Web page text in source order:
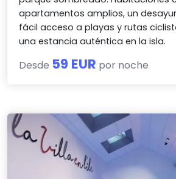
apartamentos amplios, un
fácil acceso a playas y rutas
una estancia auténtica en la isla.
Desde 59 EUR por noche